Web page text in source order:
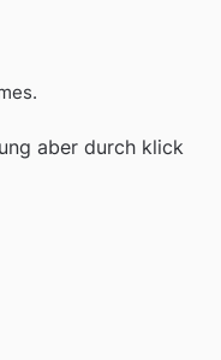
aber durch klick